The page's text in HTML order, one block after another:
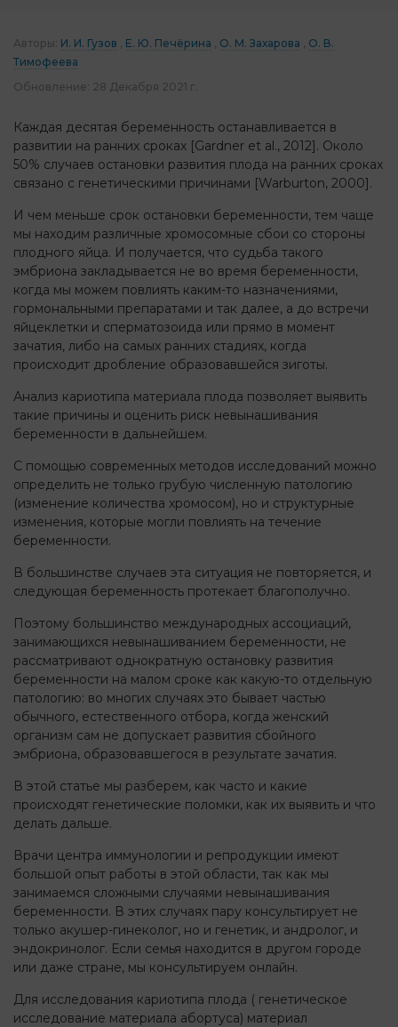
шанс!»
Комментарии (13)
Авторы: И. И. Гузов Е. Ю. Печёрина О. М. Захарова
О. В.
Тимофеева
Обновление: 28 Декабря 2021 г.
Каждая десятая беременность останавливается в
развитии на ранних сроках [Gardner et al., 2012]. Около
50% случаев остановки развития плода на ранних сроках
связано с генетическими причинами [Warburton, 2000].
И чем меньше срок остановки беременности, тем чаще
мы находим различные хромосомные сбои со стороны
плодного яйца. И получается, что судьба такого
эмбриона закладывается не во время беременности,
когда мы можем повлиять каким-то назначениями,
гормональными препаратами и так далее, а до встречи
яйцеклетки и сперматозоида или прямо в момент
зачатия, либо на самых ранних стадиях, когда
происходит дробление образовавшейся зиготы.
Анализ кариотипа материала плода позволяет выявить
такие причины и оценить риск невынашивания
беременности в дальнейшем.
С помощью современных методов исследований можно
определить не только грубую численную патологию
(изменение количества хромосом), но и структурные
изменения, которые могли повлиять на течение
беременности.
В большинстве случаев эта ситуация не повторяется, и
следующая беременность протекает благополучно.
Поэтому большинство международных ассоциаций,
занимающихся невынашиванием беременности, не
рассматривают однократную остановку развития
беременности на малом сроке как какую-то отдельную
патологию: во многих случаях это бывает частью
обычного, естественного отбора, когда женский
организм сам не допускает развития сбойного
эмбриона, образовавшегося в результате зачатия.
В этой статье мы разберем, как часто и какие
происходят генетические поломки, как их выявить и что
делать дальше.
Врачи центра иммунологии и репродукции имеют
большой опыт работы в этой области, так как мы
занимаемся сложными случаями невынашивания
беременности. В этих случаях пару консультирует не
только акушер-гинеколог, но и генетик, и андролог, и
эндокринолог. Если семья находится в другом городе
или даже стране, мы консультируем онлайн.
Для исследования кариотипа плода ( генетическое
исследование материала абортуса) материал